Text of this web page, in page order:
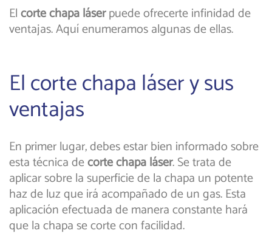
Elcorte chapa láserpuede ofrecerte infinidad de
ventajas. Aquí enumeramos algunas de ellas.
El corte chapa láser y sus
ventajas
En primer lugar, debes estar bien informado sobre
esta técnica decorte chapa láser. Se trata de
aplicar sobre la superficie de la chapa un potente
haz de luz que irá acompañado de un gas. Esta
aplicación efectuada de manera constante hará
que la chapa se corte con facilidad.